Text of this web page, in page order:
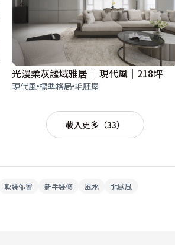
光漫柔灰謐域雅居 │現代風│218坪
現代風 標準格局 毛胚屋
載入更多（33）
軟裝佈置 新手裝修 風水 北歐風